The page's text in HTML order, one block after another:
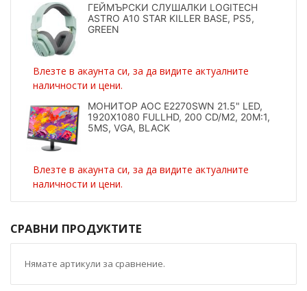
ГЕЙМЪРСКИ СЛУШАЛКИ LOGITECH
ASTRO A10 STAR KILLER BASE, PS5,
GREEN
Влезте в акаунта си, за да видите актуалните
наличности и цени.
МОНИТОР AOC E2270SWN 21.5" LED,
1920X1080 FULLHD, 200 CD/M2, 20M:1,
5MS, VGA, BLACK
Влезте в акаунта си, за да видите актуалните
наличности и цени.
СРАВНИ ПРОДУКТИТЕ
Нямате артикули за сравнение.